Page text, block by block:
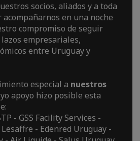
socios, aliados y a toda
en una noche
compromiso de seguir
empresariales,
entre Uruguay y
especial a nuestros
apoyo hizo posible esta
- GSS Facility Services -
- Edenred Uruguay -